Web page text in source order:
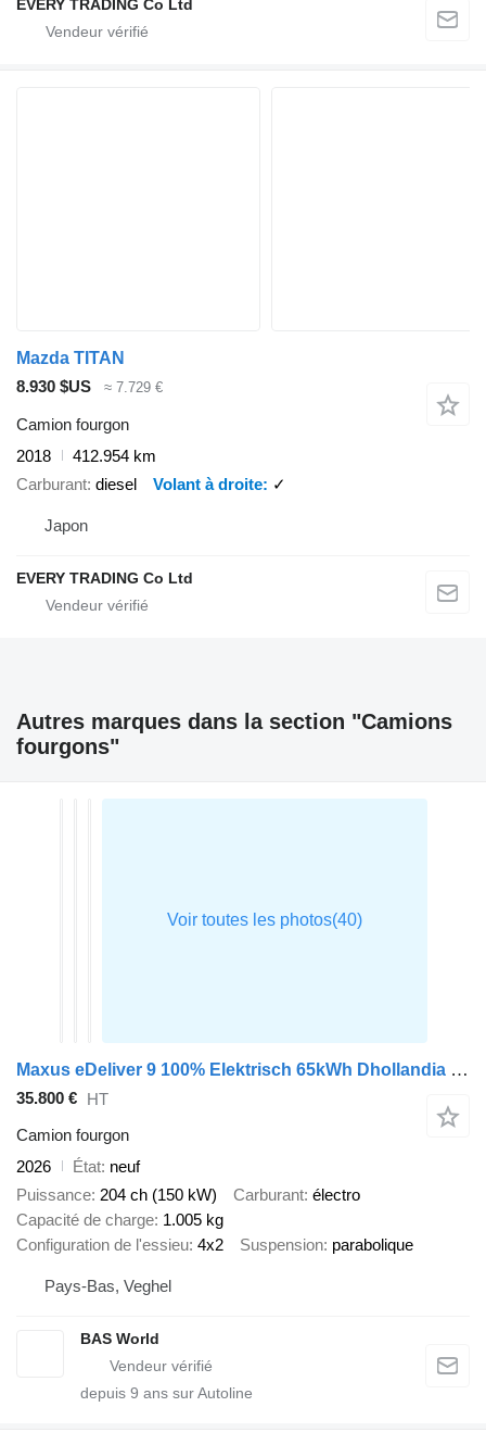
EVERY TRADING Co Ltd
Mazda TITAN
8.930 $US
≈ 7.729 €
Camion fourgon
2018
412.954 km
Carburant diesel Volant à droite ✓
Japon
EVERY TRADING Co Ltd
Autres marques dans la section "Camions
fourgons"
Maxus eDeliver 9 100% Elektrisch 65kWh Dhollandia Laadklep Bakwagen Ca
35.800 € HT
Camion fourgon
2026
État neuf
Puissance 204 ch (150 kW) Carburant électro
Capacité de charge 1.005 kg
Configuration de l'essieu 4x2 Suspension parabolique
Pays-Bas, Veghel
BAS World
depuis 9 ans sur Autoline